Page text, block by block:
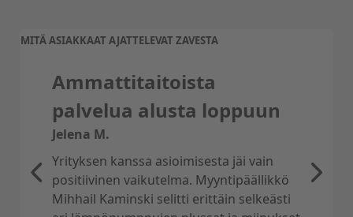
MITÄ ASIAKKAAT AJATTELEVAT ZAVESTA
Ammattitaitoista
palvelua alusta loppuun
Jelena M.
Yrityksen kanssa asioimisesta jäi vain
positiivinen vaikutelma. Myyntipäällikkö
Mihhail Kaminski selitti erittäin selkeästi